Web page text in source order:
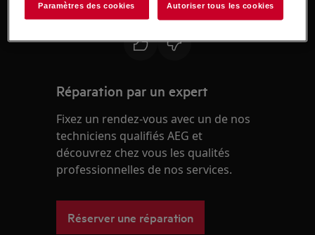
Cet article vous a-t-il été utile ?
Réparation par un expert
Fixez un rendez-vous avec un de nos
techniciens qualifiés AEG et
découvrez chez vous les qualités
professionnelles de nos services.
Réserver une réparation
Paramètres des cookies Autoriser tous les cookies